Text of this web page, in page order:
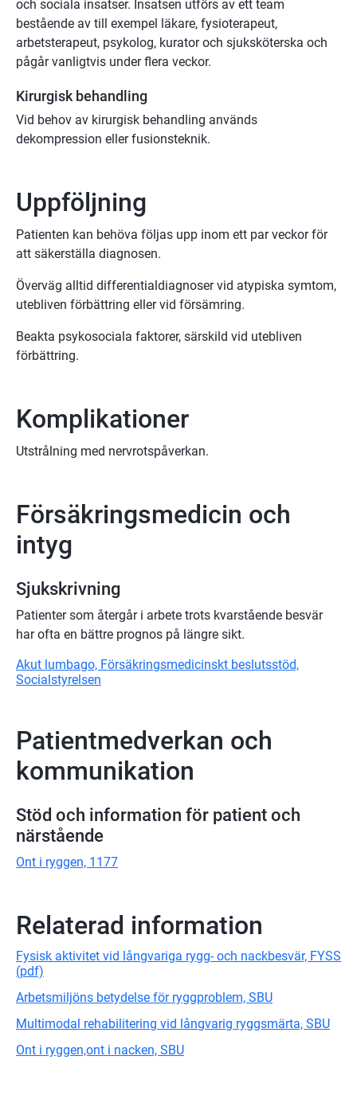
och sociala insatser. Insatsen utförs av ett team
bestående av till exempel läkare, fysioterapeut,
arbetsterapeut, psykolog, kurator och sjuksköterska och
pågår vanligtvis under flera veckor.
Kirurgisk behandling
Vid behov av kirurgisk behandling används
dekompression eller fusionsteknik.
Uppföljning
Patienten kan behöva följas upp inom ett par veckor för
att säkerställa diagnosen.
Överväg alltid differentialdiagnoser vid atypiska symtom,
utebliven förbättring eller vid försämring.
Beakta psykosociala faktorer, särskild vid utebliven
förbättring.
Komplikationer
Utstrålning med nervrotspåverkan.
Försäkringsmedicin och
intyg
Sjukskrivning
Patienter som återgår i arbete trots kvarstående besvär
har ofta en bättre prognos på längre sikt.
Akut lumbago, Försäkringsmedicinskt beslutsstöd,
Socialstyrelsen
Patientmedverkan och
kommunikation
Stöd och information för patient och
närstående
Ont i ryggen, 1177
Relaterad information
Fysisk aktivitet vid långvariga rygg- och nackbesvär, FYSS
(pdf)
Arbetsmiljöns betydelse för ryggproblem, SBU
Multimodal rehabilitering vid långvarig ryggsmärta, SBU
Ont i ryggen,ont i nacken, SBU